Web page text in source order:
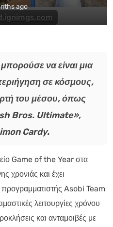
ago
να είναι μια
σε κόσμους,
του μέσου, όπως
Bros. Ultimate»,
Cardy.
Game of the Year στα
χρονιάς και έχει
Asobi Team
λειτουργίες χρόνου
και ανταμοιβές με